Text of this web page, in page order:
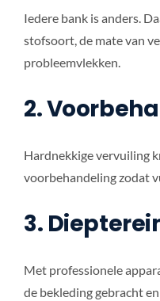
Iedere bank is anders.
stofsoort, de mate van
probleemvlekken.
2.
Hardnekkige vervuiling
voorbehandeling zodat
3.
Met professionele
de bekleding gebracht